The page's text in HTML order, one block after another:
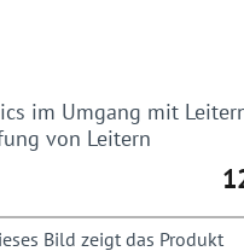
im Umgang mit
von Leitern